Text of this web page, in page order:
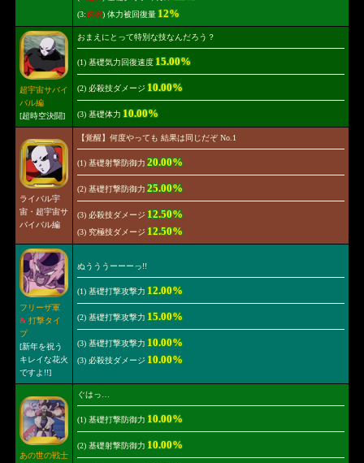
(3:選択) 体力被回復量 12%
超宇宙サバイ
バル編
[超時空決闘]
おまえにとって特別な技なんだろう？
(1) 基礎気力回復速度15.00%
(2) 必殺技ダメージ 10.00%
(3) 基礎体力 10.00%
ライバル宇
宙・超宇宙サ
バイバル編
【覚醒】何度やっても 結果は同じだぞ No.1
(1) 基礎射撃防御力 20.00%
(2) 基礎打撃防御力 25.00%
(3) 必殺技ダメージ 12.50%
(3) 究極技ダメージ 12.50%
フリーザ軍
& 打撃タイ
プ
[新年を祝う
キレイな花火
ですよ!!]
ぬうううーーーっ!!
(1) 基礎打撃攻撃力 12.00%
(2) 基礎打撃攻撃力 15.00%
(3) 基礎打撃攻撃力 10.00%
(3) 必殺技ダメージ 10.00%
あの世の戦士
ぐはっ…
(1) 基礎打撃防御力 10.00%
(2) 基礎射撃防御力 10.00%